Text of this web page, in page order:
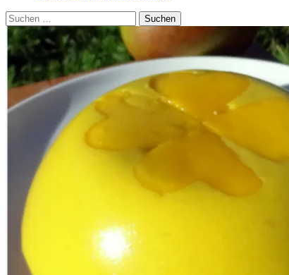
Suchen
nach: